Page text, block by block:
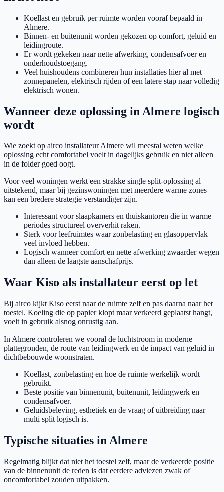
Koellast en gebruik per ruimte worden vooraf bepaald in
Almere.
Binnen- en buitenunit worden gekozen op comfort, geluid en
leidingroute.
Er wordt gekeken naar nette afwerking, condensafvoer en
onderhoudstoegang.
Veel huishoudens combineren hun installaties hier al met
zonnepanelen, elektrisch rijden of een latere stap naar volledig
elektrisch wonen.
Wanneer deze oplossing in Almere logisch
wordt
Wie zoekt op airco installateur Almere wil meestal weten welke
oplossing echt comfortabel voelt in dagelijks gebruik en niet alleen
in de folder goed oogt.
Voor veel woningen werkt een strakke single split-oplossing al
uitstekend, maar bij gezinswoningen met meerdere warme zones
kan een bredere strategie verstandiger zijn.
Interessant voor slaapkamers en thuiskantoren die in warme
periodes structureel oververhit raken.
Sterk voor leefruimtes waar zonbelasting en glasoppervlak
veel invloed hebben.
Logisch wanneer comfort en nette afwerking zwaarder wegen
dan alleen de laagste aanschafprijs.
Waar Kiso als installateur eerst op let
Bij airco kijkt Kiso eerst naar de ruimte zelf en pas daarna naar het
toestel. Koeling die op papier klopt maar verkeerd geplaatst hangt,
voelt in gebruik alsnog onrustig aan.
In Almere controleren we vooral de luchtstroom in moderne
plattegronden, de route van leidingwerk en de impact van geluid in
dichtbebouwde woonstraten.
Koellast, zonbelasting en hoe de ruimte werkelijk wordt
gebruikt.
Beste positie van binnenunit, buitenunit, leidingwerk en
condensafvoer.
Geluidsbeleving, esthetiek en de vraag of uitbreiding naar
multi split logisch is.
Typische situaties in Almere
Regelmatig blijkt dat niet het toestel zelf, maar de verkeerde positie
van de binnenunit de reden is dat eerdere adviezen zwak of
oncomfortabel zouden uitpakken.